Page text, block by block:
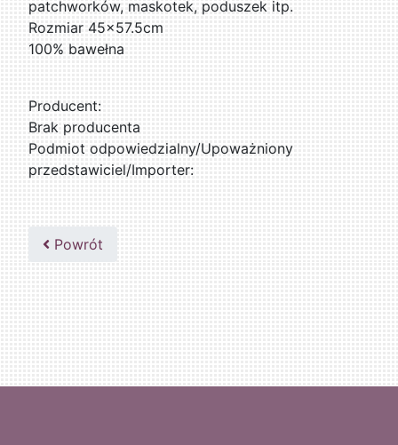
patchworków, maskotek, poduszek itp.
Rozmiar 45x57.5cm
100% bawełna
Producent:
Brak producenta
Podmiot odpowiedzialny/Upoważniony
przedstawiciel/Importer:
Powrót